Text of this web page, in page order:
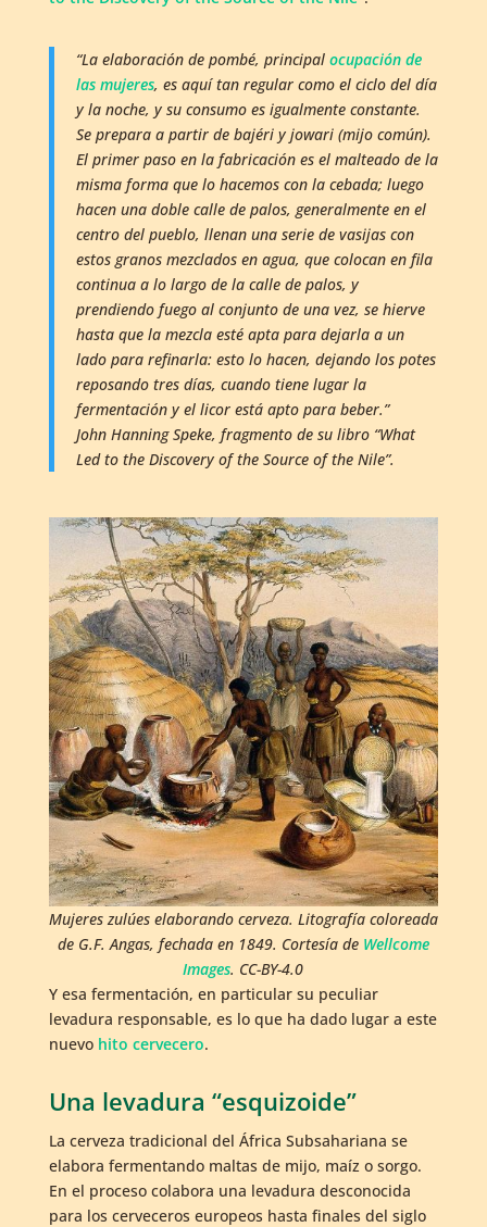
“La elaboración de pombé, principal ocupación de
las mujeres, es aquí tan regular como el ciclo del día
y la noche, y su consumo es igualmente constante.
Se prepara a partir de bajéri y jowari (mijo común).
El primer paso en la fabricación es el malteado de la
misma forma que lo hacemos con la cebada; luego
hacen una doble calle de palos, generalmente en el
centro del pueblo, llenan una serie de vasijas con
estos granos mezclados en agua, que colocan en fila
continua a lo largo de la calle de palos, y
prendiendo fuego al conjunto de una vez, se hierve
hasta que la mezcla esté apta para dejarla a un
lado para refinarla: esto lo hacen, dejando los potes
reposando tres días, cuando tiene lugar la
fermentación y el licor está apto para beber.”
John Hanning Speke, fragmento de su libro “What
Led to the Discovery of the Source of the Nile”.
Mujeres zulúes elaborando cerveza. Litografía coloreada
de G.F. Angas, fechada en 1849. Cortesía de Wellcome
Images. CC-BY-4.0
Y esa fermentación, en particular su peculiar
levadura responsable, es lo que ha dado lugar a este
nuevo hito cervecero.
Una levadura “esquizoide”
La cerveza tradicional del África Subsahariana se
elabora fermentando maltas de mijo, maíz o sorgo.
En el proceso colabora una levadura desconocida
para los cerveceros europeos hasta finales del siglo